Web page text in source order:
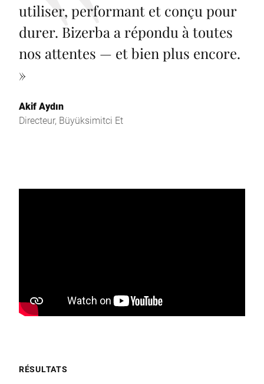
utiliser, performant et conçu pour
durer. Bizerba a répondu à toutes
nos attentes — et bien plus encore.
»
Akif Aydın
Directeur, Büyüksimitci Et
RÉSULTATS